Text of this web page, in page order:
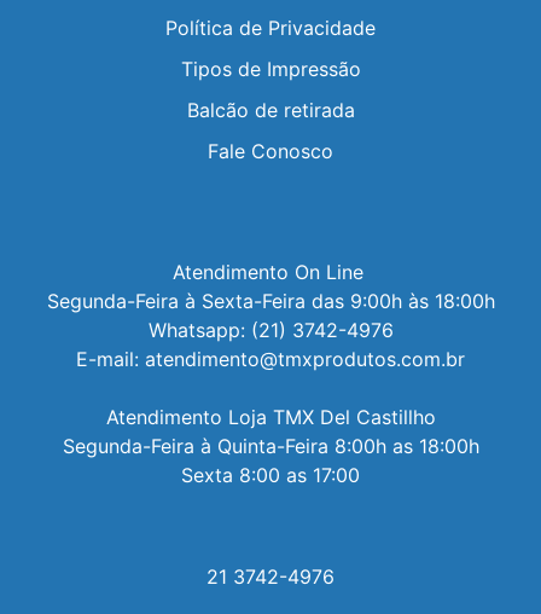
Política de Privacidade
Tipos de Impressão
Balcão de retirada
Fale Conosco
Atendimento On Line
Segunda-Feira à Sexta-Feira das 9:00h às 18:00h
Whatsapp: (21) 3742-4976
E-mail: atendimento@tmxprodutos.com.br
Atendimento Loja TMX Del Castillho
Segunda-Feira à Quinta-Feira 8:00h as 18:00h
Sexta 8:00 as 17:00
21 3742-4976